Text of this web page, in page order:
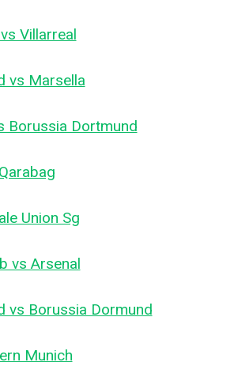
Villarreal
vs Marsella
Borussia Dortmund
Union Sg
vs Arsenal
vs Borussia Dormund
Munich